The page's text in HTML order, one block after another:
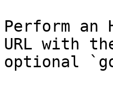
Perform an
URL with
optional